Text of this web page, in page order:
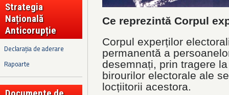
Strategia
Națională
Anticorupție
Declarația de aderare
Rapoarte
Ce reprezintă Corpul
Corpul experților
permanentă a
desemnați, prin tragere
birourilor electorale ale
locțiitorii acestora.